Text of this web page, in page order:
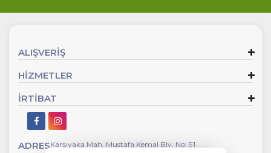
ALIŞVERİŞ
HİZMETLER
İRTİBAT
ADRESKarşıyaka Mah. Mustafa Kemal Blv. No: 91